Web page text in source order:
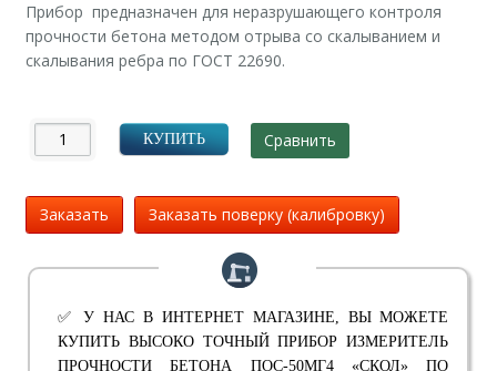
Прибор предназначен для неразрушающего контроля
прочности бетона методом отрыва со скалыванием и
скалывания ребра по ГОСТ 22690.
КУПИТЬ Сравнить
Заказать Заказать поверку (калибровку)
✅ У НАС В ИНТЕРНЕТ МАГАЗИНЕ, ВЫ МОЖЕТЕ
КУПИТЬ ВЫСОКО ТОЧНЫЙ ПРИБОР ИЗМЕРИТЕЛЬ
ПРОЧНОСТИ БЕТОНА ПОС-50МГ4 «СКОЛ» ПО